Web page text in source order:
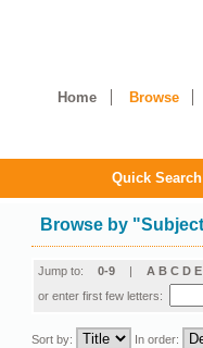
Home Browse
Quick Search
Browse by "Subject
Jump to: 0-9 | A B C D E
or enter first few letters:
Sort by: In order: